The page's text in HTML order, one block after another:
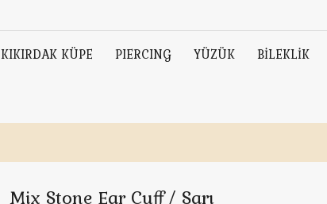
KIKIRDAK KÜPE PIERCING YÜZÜK BİLEKLİK
Mix Stone Ear Cuff / Sarı